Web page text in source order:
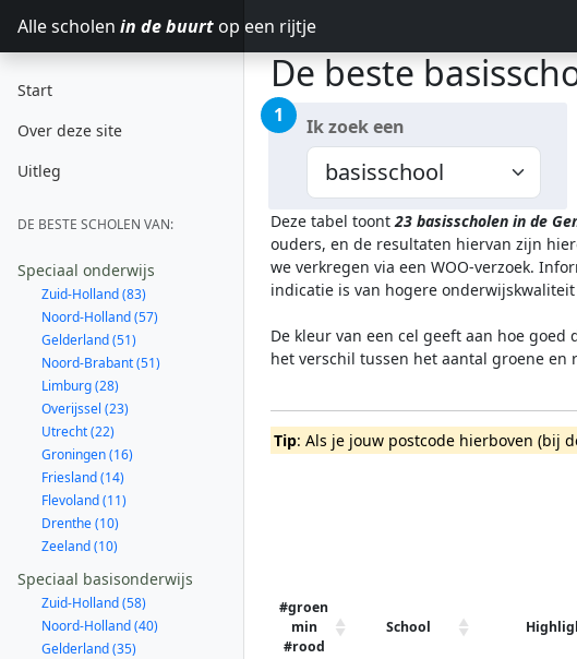
Alle scholen in de buurt op een rijtje
Start
Over deze site
Uitleg
DE BESTE SCHOLEN VAN:
Speciaal onderwijs
Zuid-Holland (83)
Noord-Holland (57)
Gelderland (51)
Noord-Brabant (51)
Limburg (28)
Overijssel (23)
Utrecht (22)
Groningen (16)
Friesland (14)
Flevoland (11)
Drenthe (10)
Zeeland (10)
Speciaal basisonderwijs
Zuid-Holland (58)
Noord-Holland (40)
Gelderland (35)
De beste
1 Ik zoek een
Deze tabel toont23 basisscholen in de
ouders, en de resultaten hiervan zijn
we verkregen via een WOO-verzoek.
indicatie is van hogere
De kleur van een cel geeft aan hoe
het verschil tussen het aantal groene en
Tip: Als je jouw postcode hierboven (bij
#groen
min
#rood
School